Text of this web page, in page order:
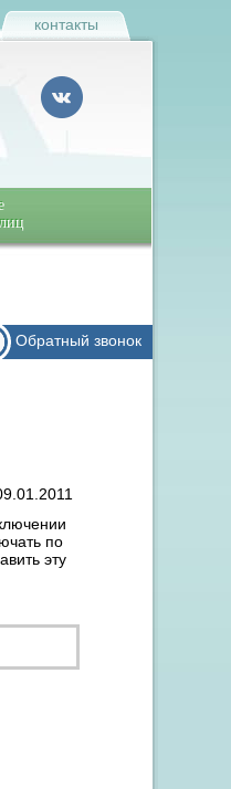
контакты
по
эту
Обратный звонок